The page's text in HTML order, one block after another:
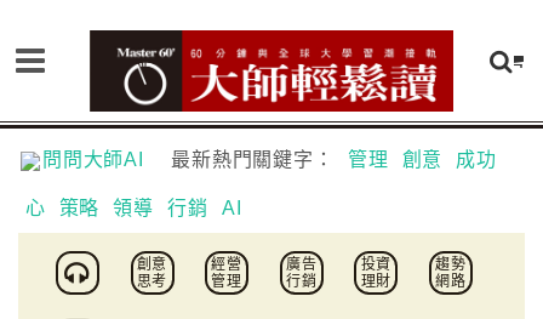
問問大師AI 最新熱門關鍵字： 管理 創意 成功
心 策略 領導 行銷 AI
創意
思考
經營
管理
廣告
行銷
投資
理財
趨勢
網路